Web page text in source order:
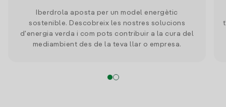
Iberdrola aposta per un model energètic
sostenible. Descobreix les nostres solucions
d'energia verda i com pots contribuir a la cura del
mediambient des de la teva llar o empresa.